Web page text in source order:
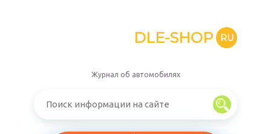
DLE-SHOP RU
Журнал об автомобилях